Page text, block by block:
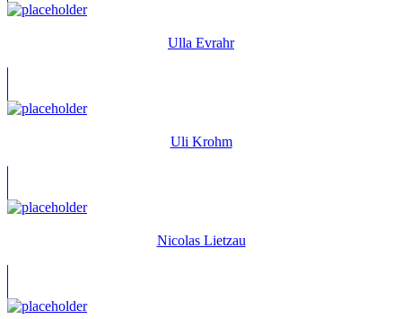
Ulla Evrahr
Uli Krohm
Nicolas Lietzau